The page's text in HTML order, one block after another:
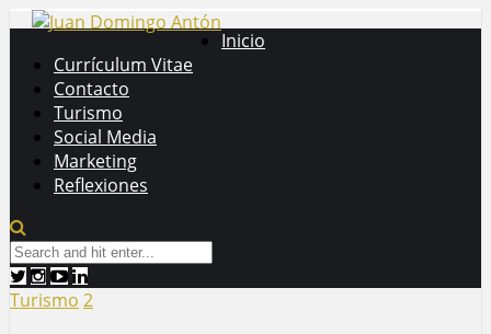
Inicio
Currículum Vitae
Contacto
Turismo
Social Media
Marketing
Reflexiones
Turismo 2